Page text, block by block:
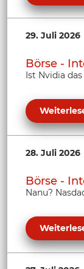
29. Juli 2026
Börse -
Ist Nvidia
28. Juli 2026
Börse -
Nanu?